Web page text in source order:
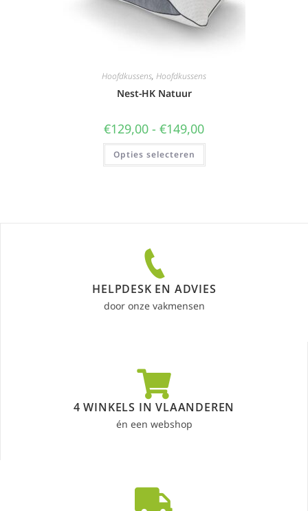
Hoofdkussens, Hoofdkussens
Nest-HK Natuur
€129,00 - €149,00
Opties selecteren
HELPDESK EN ADVIES
door onze vakmensen
4 WINKELS IN VLAANDEREN
én een webshop